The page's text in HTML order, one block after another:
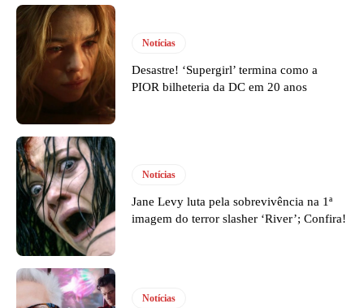
Notícias
Desastre! ‘Supergirl’ termina como a
PIOR bilheteria da DC em 20 anos
Notícias
Jane Levy luta pela sobrevivência na 1ª
imagem do terror slasher ‘River’; Confira!
Notícias